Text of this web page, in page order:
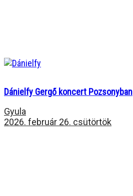
Dánielfy Gergő koncert Pozsonyban
Gyula
2026. február 26. csütörtök